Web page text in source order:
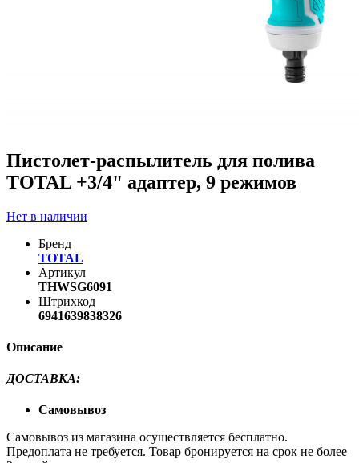
Пистолет-распылитель для полива
TOTAL +3/4" адаптер, 9 режимов
Нет в наличии
Бренд
TOTAL
Артикул
THWSG6091
Штрихкод
6941639838326
Описание
ДОСТАВКА:
Самовывоз
Самовывоз из магазина осуществляется бесплатно.
Предоплата не требуется. Товар бронируется на срок не более